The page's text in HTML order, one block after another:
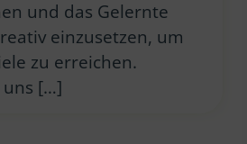
und das Gelernte
einzusetzen, um
zu erreichen.
uns […]